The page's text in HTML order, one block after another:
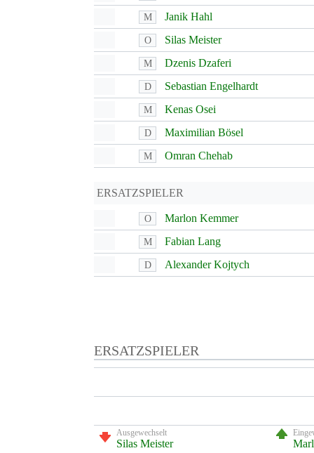
M Janik Hahl
O Silas Meister
M Dzenis Dzaferi
D Sebastian Engelhardt
M Kenas Osei
D Maximilian Bösel
M Omran Chehab
ERSATZSPIELER
O Marlon Kemmer
M Fabian Lang
D Alexander Kojtych
ERSATZSPIELER
Ausgewechselt
Silas Meister